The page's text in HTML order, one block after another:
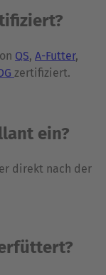
QS, A-Futter,
zertifiziert.
ein?
direkt nach der